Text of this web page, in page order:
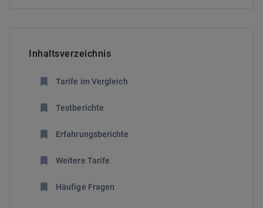
Inhaltsverzeichnis
Tarife im Vergleich
Testberichte
Erfahrungsberichte
Weitere Tarife
Häufige Fragen